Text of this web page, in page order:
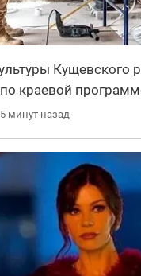
Кущевского
краевой
5 минут назад